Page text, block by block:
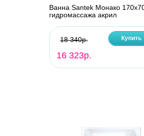
Ванна Santek Монако
гидромассажа акрил
18 340р.
16 323р.
Купить